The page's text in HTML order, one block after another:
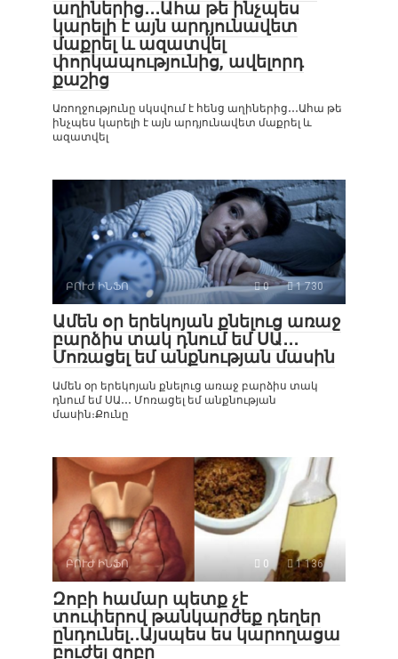
աղիներից․․․Ահա թե ինչպես
կարելի է այն արդյունավետ
մաքրել և ազատվել
փորկապությունից, ավելորդ
քաշից
Առողջությունը սկսվում է հենց աղիներից․․․Ահա թե
ինչպես կարելի է այն արդյունավետ մաքրել և
ազատվել
ԲՈՒԺ ԻՆՖՈ 0 1 730
Ամեն օր երեկոյան քնելուց առաջ
բարձիս տակ դնում եմ ՍԱ․․․
Մոռացել եմ անքնության մասին
Ամեն օր երեկոյան քնելուց առաջ բարձիս տակ
դնում եմ ՍԱ․․․ Մոռացել եմ անքնության
մասին։Քունը
ԲՈՒԺ ԻՆՖՈ 0 1 136
Զոբի համար պետք չէ
տուփերով թանկարժեք դեղեր
ընդունել․․Այսպես ես կարողացա
բուժել զոբը